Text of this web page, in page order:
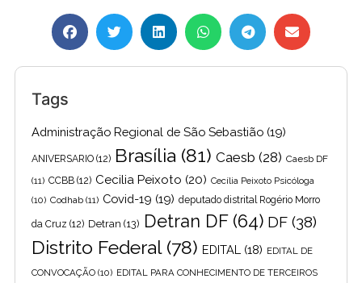
Tags
Administração Regional de São Sebastião (19)
ANIVERSARIO (12) Brasília (81) Caesb (28) Caesb DF
(11) CCBB (12) Cecilia Peixoto (20) Cecília Peixoto Psicóloga
(10) Codhab (11) Covid-19 (19) deputado distrital Rogério Morro
da Cruz (12) Detran (13) Detran DF(64) DF (38)
Distrito Federal(78) EDITAL (18) EDITAL DE
CONVOCAÇÃO (10) EDITAL PARA CONHECIMENTO DE TERCEIROS